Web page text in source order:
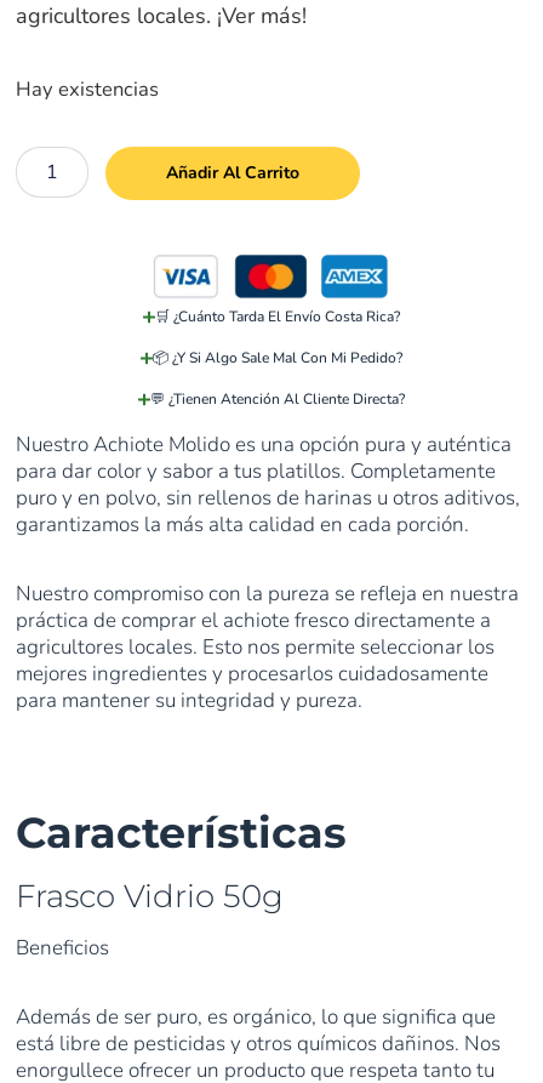
agricultores locales. ¡Ver más!
Hay existencias
Añadir Al Carrito
🛒 ¿Cuánto Tarda El Envío Costa Rica?
📦 ¿Y Si Algo Sale Mal Con Mi Pedido?
💬 ¿Tienen Atención Al Cliente Directa?
Nuestro Achiote Molido es una opción pura y auténtica
para dar color y sabor a tus platillos. Completamente
puro y en polvo, sin rellenos de harinas u otros aditivos,
garantizamos la más alta calidad en cada porción.
Nuestro compromiso con la pureza se refleja en nuestra
práctica de comprar el achiote fresco directamente a
agricultores locales. Esto nos permite seleccionar los
mejores ingredientes y procesarlos cuidadosamente
para mantener su integridad y pureza.
Características
Frasco Vidrio 50g
Beneficios
Además de ser puro, es orgánico, lo que significa que
está libre de pesticidas y otros químicos dañinos. Nos
enorgullece ofrecer un producto que respeta tanto tu